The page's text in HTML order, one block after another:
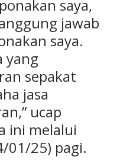
saya,
jawab
saya.
yang
sepakat
jasa
ucap
ini melalui
01/25) pagi.